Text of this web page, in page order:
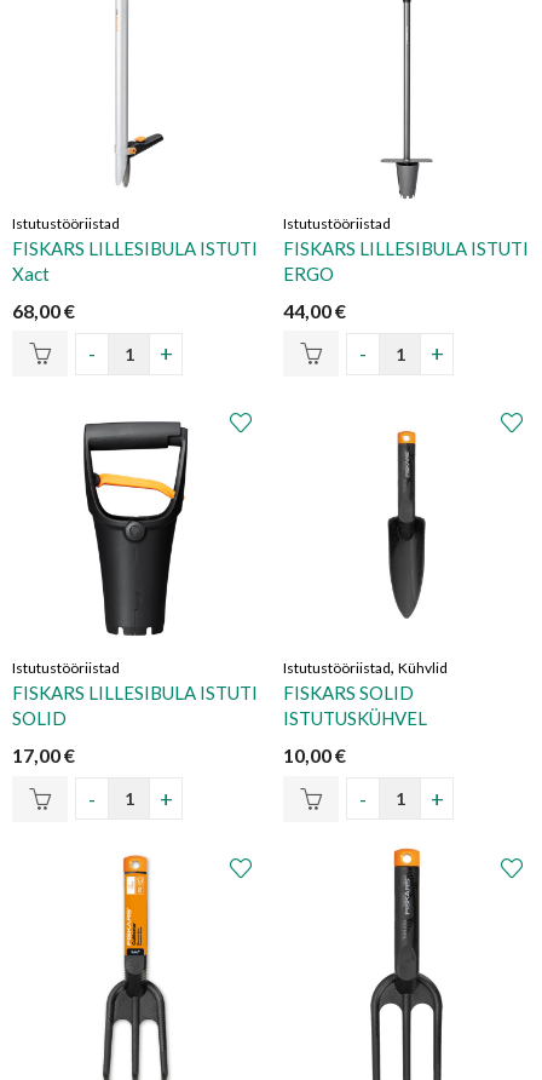
Istutustööriistad
FISKARS LILLESIBULA ISTUTI
Xact
68,00€
Istutustööriistad
FISKARS LILLESIBULA ISTUTI
ERGO
44,00€
Istutustööriistad
FISKARS LILLESIBULA ISTUTI
SOLID
17,00€
Istutustööriistad, Kühvlid
FISKARS SOLID
ISTUTUSKÜHVEL
10,00€